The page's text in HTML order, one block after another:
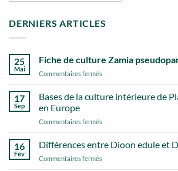
DERNIERS ARTICLES
25
Mai
Fiche de culture Zamia
Commentaires ferméssur
culture
pseudoparasitica
17
Sep
Bases de la culture intérieure de
en Europe
Commentaires ferméssur
la
culture
16
Fév
Différences entre Dioon edule et
Commentaires ferméssur